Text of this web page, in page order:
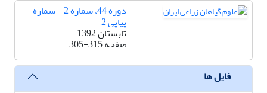
دوره 44، شماره 2 - شماره
پیاپی 2
تابستان 1392
صفحه305-315
فایل ها